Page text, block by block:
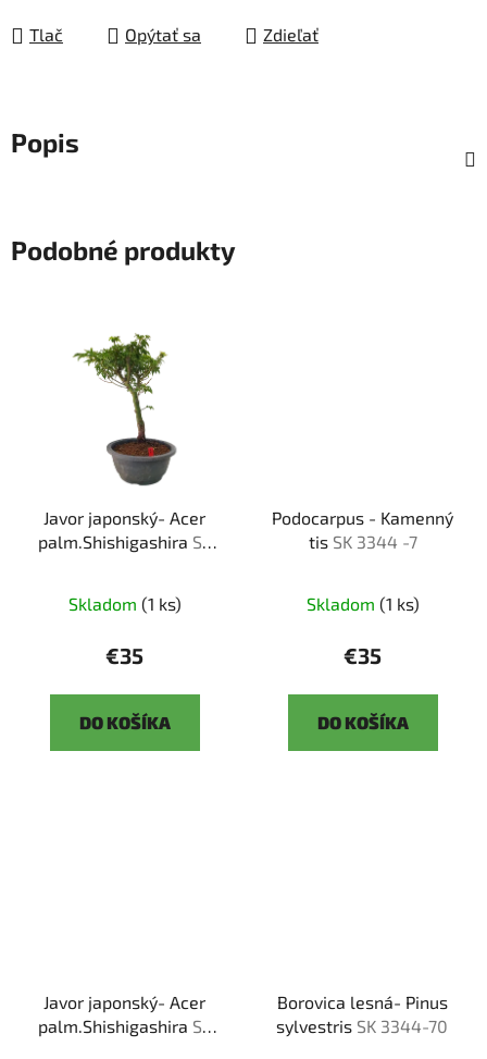
Tlač
Opýtať sa Zdieľať
Popis
Podobné produkty
Javor japonský- Acer
palm.Shishigashira SK
Skladom (1 ks)
€35
DO KOŠÍKA
Podocarpus - Kamenný
tis SK 3344 -7
Skladom (1 ks)
€35
DO KOŠÍKA
Javor japonský- Acer
palm.Shishigashira SK
Borovica lesná- Pinus
sylvestris SK 3344-70